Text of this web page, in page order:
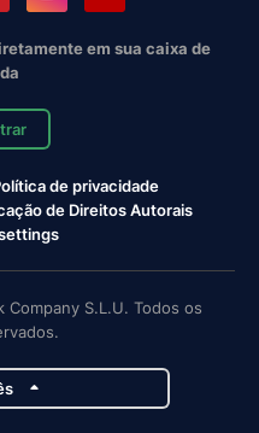
em sua caixa de
de privacidade
de Direitos Autorais
S.L.U. Todos os